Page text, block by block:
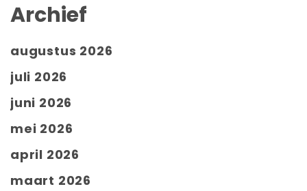
Archief
augustus 2026
juli 2026
juni 2026
mei 2026
april 2026
maart 2026